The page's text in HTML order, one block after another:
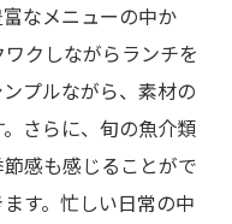
なメニューの中か
クしながらランチを
プルながら、素材の
さらに、旬の魚介類
感も感じることがで
す。忙しい日常の中